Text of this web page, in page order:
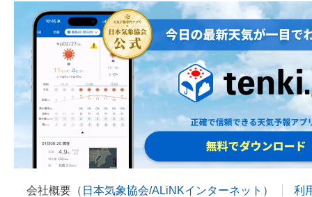
会社概要（ 日本気象協会/ALiNKインターネット ） 利